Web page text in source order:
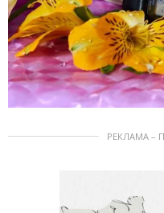
РЕКЛАМА –